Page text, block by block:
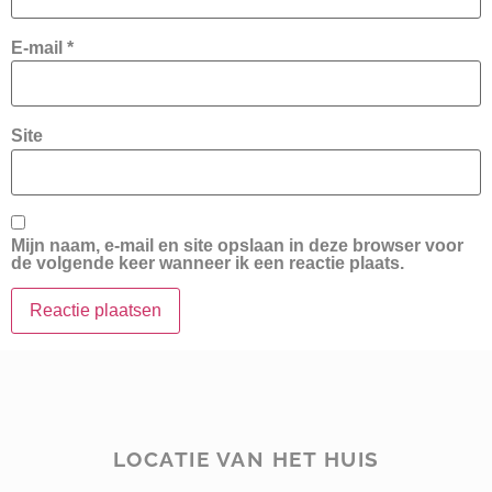
E-mail *
Site
Mijn naam, e-mail en site opslaan in deze browser voor
de volgende keer wanneer ik een reactie plaats.
LOCATIE VAN HET HUIS